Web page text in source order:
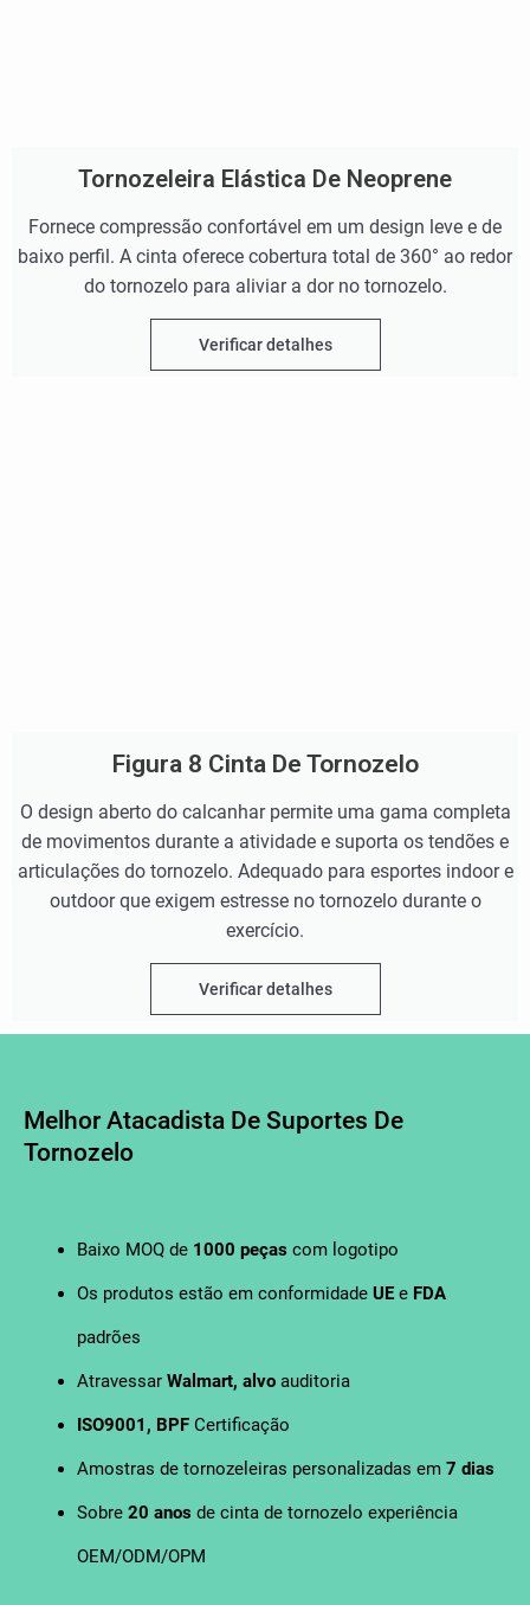
Tornozeleira Elástica De Neoprene
Fornece compressão confortável em um design leve e de
baixo perfil. A cinta oferece cobertura total de 360° ao redor
do tornozelo para aliviar a dor no tornozelo.
Verificar detalhes
Figura 8 Cinta De Tornozelo
O design aberto do calcanhar permite uma gama completa
de movimentos durante a atividade e suporta os tendões e
articulações do tornozelo. Adequado para esportes indoor e
outdoor que exigem estresse no tornozelo durante o
exercício.
Verificar detalhes
Melhor Atacadista De Suportes De
Tornozelo
Baixo MOQ de 1000 peças com logotipo
Os produtos estão em conformidade UE e FDA
padrões
Atravessar Walmart, alvo auditoria
ISO9001, BPF Certificação
Amostras de tornozeleiras personalizadas em 7 dias
Sobre 20 anos de cinta de tornozelo experiência
OEM/ODM/OPM